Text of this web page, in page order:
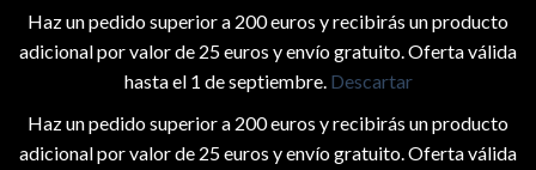
Haz un pedido superior a 200 euros y recibirás un producto
adicional por valor de 25 euros y envío gratuito. Oferta válida
hasta el 1 de septiembre. Descartar
Haz un pedido superior a 200 euros y recibirás un producto
adicional por valor de 25 euros y envío gratuito. Oferta válida